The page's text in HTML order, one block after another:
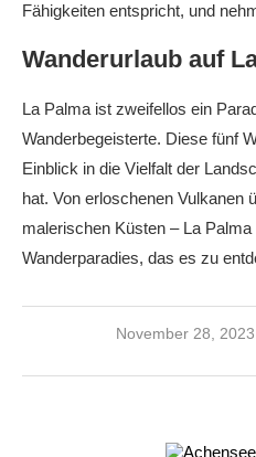
Fähigkeiten entspricht, und
Wanderurlaub auf
La Palma ist zweifellos ein
Wanderbegeisterte. Diese fünf
Einblick in die Vielfalt der
hat. Von erloschenen Vulkanen
malerischen Küsten – La
Wanderparadies, das es zu
November 28, 2023